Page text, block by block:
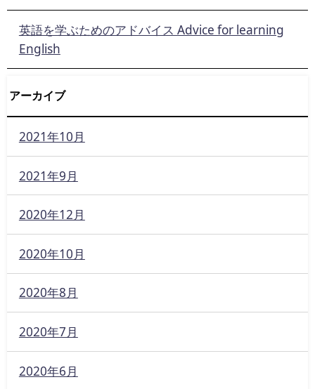
英語を学ぶためのアドバイス Advice for learning
English
アーカイブ
2021年10月
2021年9月
2020年12月
2020年10月
2020年8月
2020年7月
2020年6月